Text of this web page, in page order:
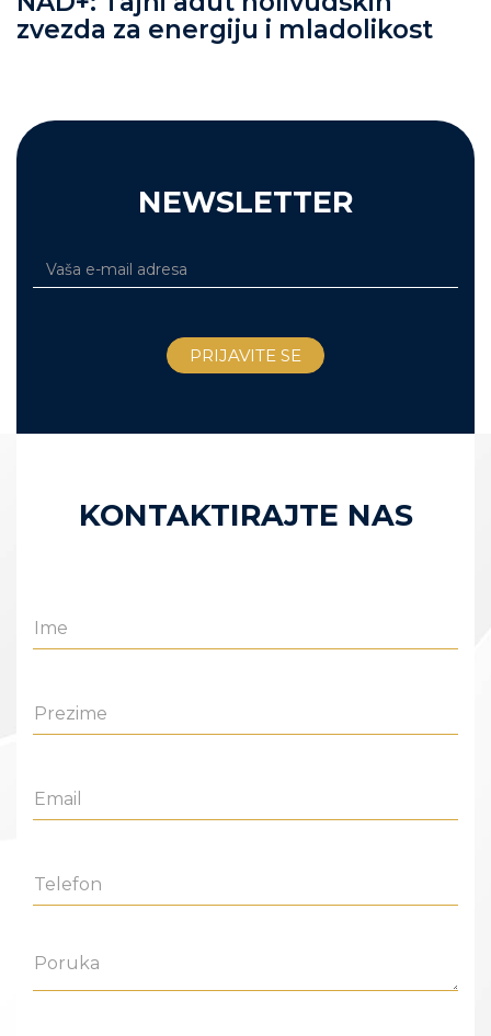
zvezda za energiju i mladolikost
NEWSLETTER
KONTAKTIRAJTE NAS